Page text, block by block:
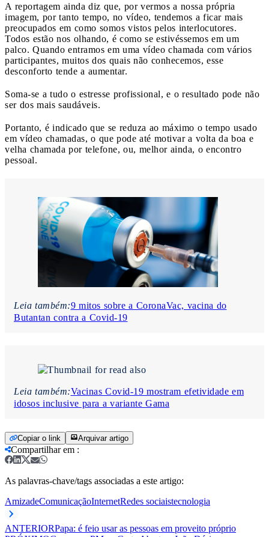
A reportagem ainda diz que, por vermos a nossa própria
imagem, por tanto tempo, no vídeo, tendemos a ficar mais
preocupados em como somos vistos pelos interlocutores.
Todos estão nos olhando, é como se estivéssemos em um
palco. Quando entramos em uma vídeo chamada com vários
participantes, muitos dos quais não conhecemos, esse
desconforto tende a aumentar.
Soma-se a tudo o estresse profissional, e o resultado pode não
ser dos mais saudáveis.
Portanto, é indicado que se reduza ao máximo o tempo usado
em vídeo chamadas, o que pode até motivar a volta da boa e
velha chamada por telefone, ou, melhor ainda, o encontro
pessoal.
Leia também:9 mitos sobre a CoronaVac, vacina do
Butantan contra a Covid-19
Leia também:Vacinas Covid-19 mostram efetividade em
idosos inclusive para a variante Gama
Copiar o link Arquivar artigo
Compartilhar em :
As palavras-chave/tags associadas a este artigo:
AmizadeComunicaçãoInternetRedes sociaistecnologia
ANTERIORPapa: é feio usar as pessoas em proveito próprio